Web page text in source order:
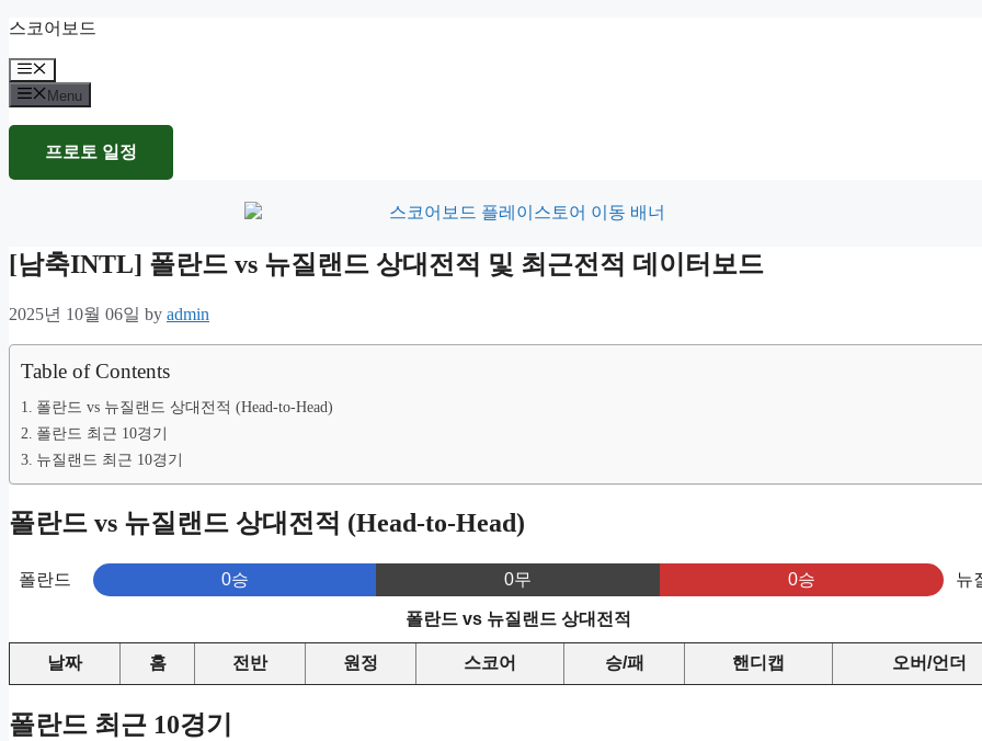
Skip
content
스코어보드
Menu
Menu
프로토 일정
[남축INTL] 폴란드 vs 뉴질랜드 상대전적 및 최근전적 데이터보드
2025년 10월 06일 by admin
Table of Contents
폴란드 vs 뉴질랜드 상대전적 (Head-to-Head)
폴란드 최근 10경기
뉴질랜드 최근 10경기
폴란드 vs 뉴질랜드 상대전적 (Head-to-Head)
폴란드 0승 0무 0승 뉴
폴란드 vs 뉴질랜드 상대전적
날짜 홈 전반 원정 스코어 승/패 핸디캡 오버/언더
폴란드 최근 10경기